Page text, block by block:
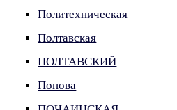
Политехническая
Полтавская
ПОЛТАВСКИЙ
Попова